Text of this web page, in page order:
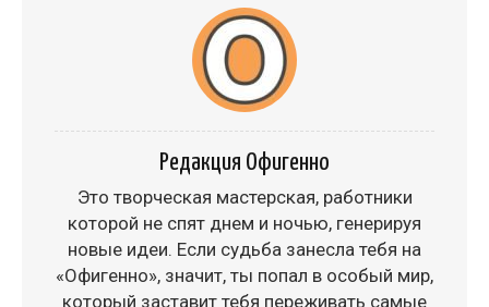
Редакция Офигенно
Это творческая мастерская, работники
которой не спят днем и ночью, генерируя
новые идеи. Если судьба занесла тебя на
«Офигенно», значит, ты попал в особый мир,
который заставит тебя переживать самые